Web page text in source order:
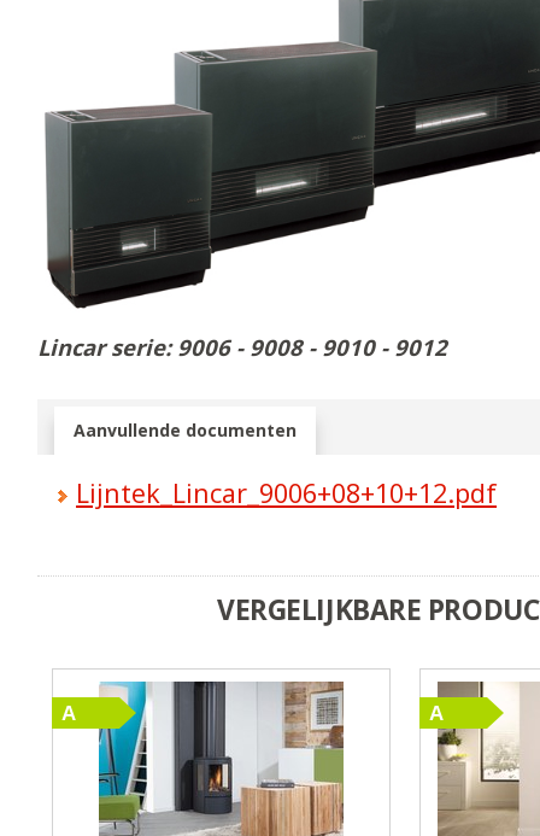
Lincar serie: 9006 - 9008 - 9010 - 9012
Aanvullende documenten
Lijntek_Lincar_9006+08+10+12.pdf
VERGELIJKBARE